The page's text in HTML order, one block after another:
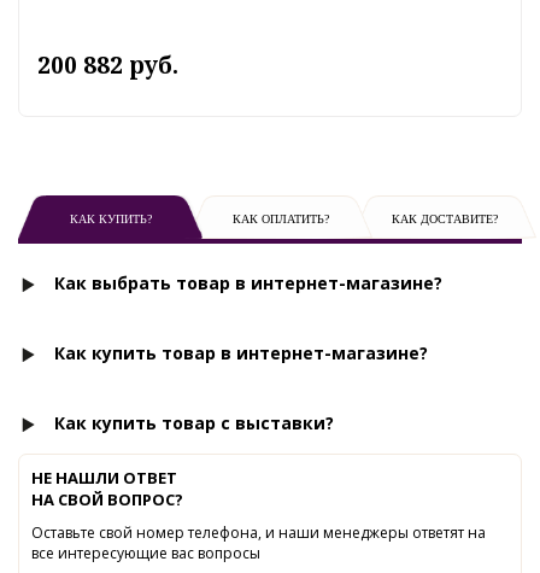
200 882 руб.
КАК КУПИТЬ? КАК ОПЛАТИТЬ? КАК ДОСТАВИТЕ?
Как выбрать товар в интернет-магазине?
Как купить товар в интернет-магазине?
Как купить товар с выставки?
НЕ НАШЛИ ОТВЕТ
НА СВОЙ ВОПРОС?
Оставьте свой номер телефона, и наши менеджеры ответят на
все интересующие вас вопросы